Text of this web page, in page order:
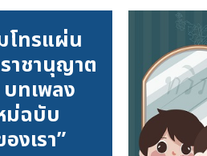
โทรแผ่น
าชานุญาต
ทเพลง
ม่ฉบับ
เรา”